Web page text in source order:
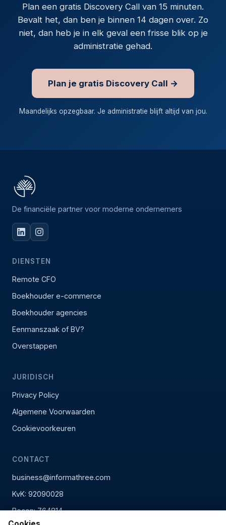
Plan een gratis Discovery Call van 15 minuten.
Bevalt het, dan ben je binnen 14 dagen over. Zo
niet, dan heb je in elk geval een frisse blik op je
administratie gehad.
Plan je gratis Discovery Call →
Maandelijks opzegbaar. Je administratie blijft altijd van jou.
De financiële partner voor moderne ondernemers
DIENSTEN
Remote CFO
Boekhouder e-commerce
Boekhouder agencies
Eenmanszaak of BV?
Overstappen
JURIDISCH
Privacy Policy
Algemene Voorwaarden
Cookievoorkeuren
CONTACT
business@informathree.com
KvK: 92090028
Becon: 764814